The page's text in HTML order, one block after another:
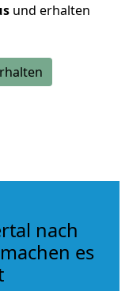
und erhalten
nach
es